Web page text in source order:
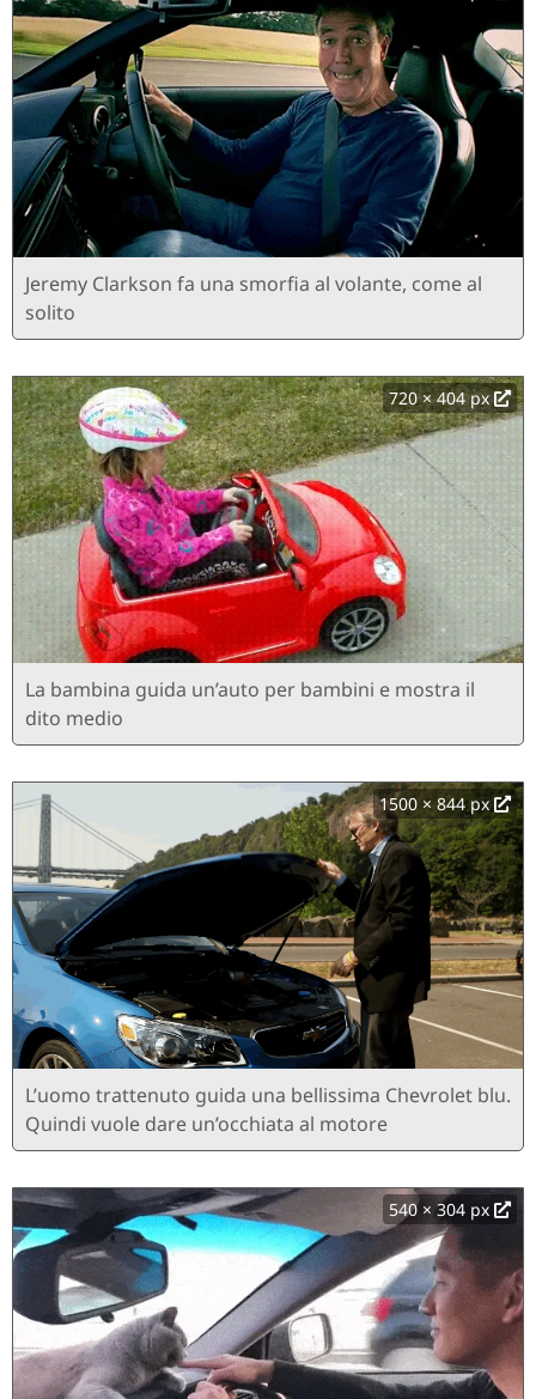
Jeremy Clarkson fa una smorfia al volante, come al
solito
720 × 404 px
La bambina guida un’auto per bambini e mostra il
dito medio
1500 × 844 px
L’uomo trattenuto guida una bellissima Chevrolet blu.
Quindi vuole dare un’occhiata al motore
540 × 304 px